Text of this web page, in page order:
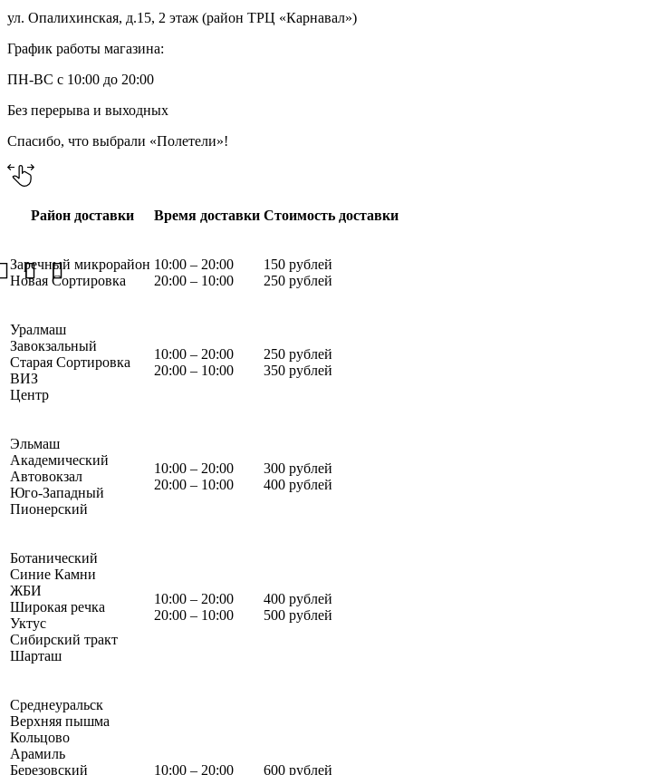
ул. Опалихинская, д.15, 2 этаж (район ТРЦ «Карнавал»)
График работы магазина:
ПН-ВС с 10:00 до 20:00
Без перерыва и выходных
Спасибо, что выбрали «Полетели»!
Район доставки Время доставки Стоимость доставки
Заречный микрорайон
Новая Сортировка
10:00 – 20:00
20:00 – 10:00
150 рублей
250 рублей
Уралмаш
Завокзальный
Старая Сортировка
ВИЗ
Центр
10:00 – 20:00
20:00 – 10:00
250 рублей
350 рублей
Эльмаш
Академический
Автовокзал
Юго-Западный
Пионерский
10:00 – 20:00
20:00 – 10:00
300 рублей
400 рублей
Ботанический
Синие Камни
ЖБИ
Широкая речка
Уктус
Сибирский тракт
Шарташ
10:00 – 20:00
20:00 – 10:00
400 рублей
500 рублей
Среднеуральск
Верхняя пышма
Кольцово
Арамиль
Березовский
10:00 – 20:00
600 рублей